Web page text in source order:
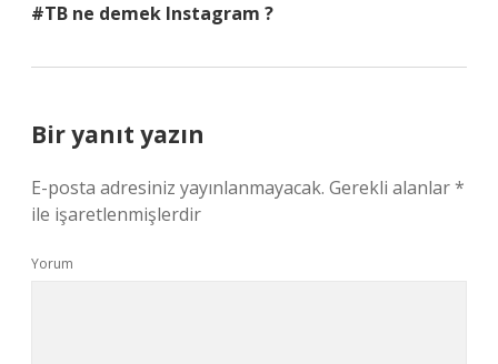
#TB ne demek Instagram ?
Bir yanıt yazın
E-posta adresiniz yayınlanmayacak. Gerekli alanlar*
ile işaretlenmişlerdir
Yorum